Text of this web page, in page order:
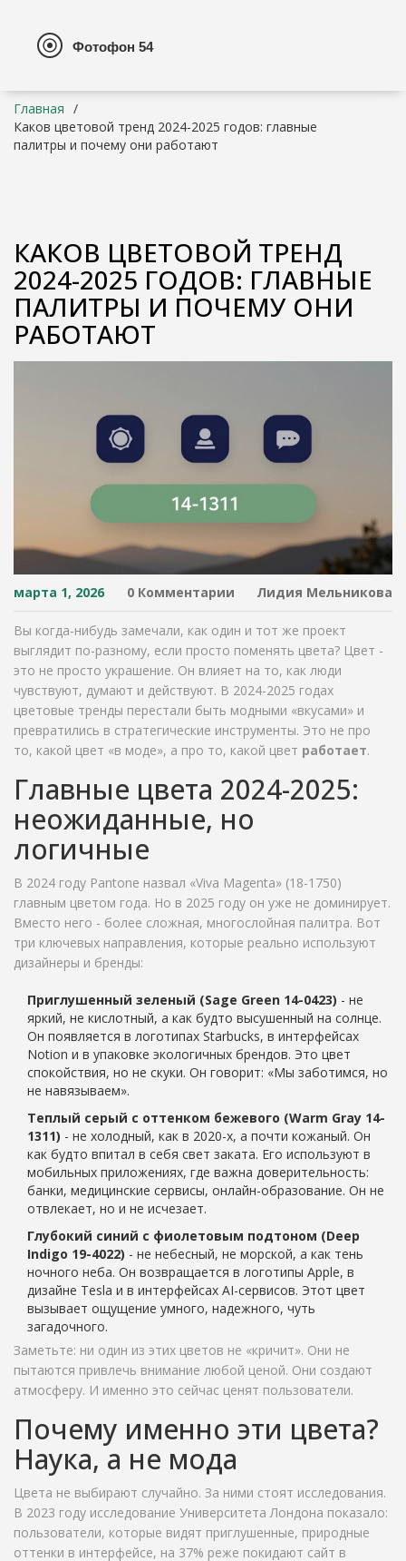
Главная
Каков цветовой тренд 2024-2025 годов: главные
палитры и почему они работают
КАКОВ ЦВЕТОВОЙ ТРЕНД
2024-2025 ГОДОВ: ГЛАВНЫЕ
ПАЛИТРЫ И ПОЧЕМУ ОНИ
РАБОТАЮТ
марта 1, 2026 0 Комментарии Лидия Мельникова
Вы когда-нибудь замечали, как один и тот же проект
выглядит по-разному, если просто поменять цвета? Цвет -
это не просто украшение. Он влияет на то, как люди
чувствуют, думают и действуют. В 2024-2025 годах
цветовые тренды перестали быть модными «вкусами» и
превратились в стратегические инструменты. Это не про
то, какой цвет «в моде», а про то, какой цвет работает.
Главные цвета 2024-2025:
неожиданные, но
логичные
В 2024 году Pantone назвал «Viva Magenta» (18-1750)
главным цветом года. Но в 2025 году он уже не доминирует.
Вместо него - более сложная, многослойная палитра. Вот
три ключевых направления, которые реально используют
дизайнеры и бренды:
Приглушенный зеленый (Sage Green 14-0423) - не
яркий, не кислотный, а как будто высушенный на солнце.
Он появляется в логотипах Starbucks, в интерфейсах
Notion и в упаковке экологичных брендов. Это цвет
спокойствия, но не скуки. Он говорит: «Мы заботимся, но
не навязываем».
Теплый серый с оттенком бежевого (Warm Gray 14-
1311) - не холодный, как в 2020-х, а почти кожаный. Он
как будто впитал в себя свет заката. Его используют в
мобильных приложениях, где важна доверительность:
банки, медицинские сервисы, онлайн-образование. Он не
отвлекает, но и не исчезает.
Глубокий синий с фиолетовым подтоном (Deep
Indigo 19-4022) - не небесный, не морской, а как тень
ночного неба. Он возвращается в логотипы Apple, в
дизайне Tesla и в интерфейсах AI-сервисов. Этот цвет
вызывает ощущение умного, надежного, чуть
загадочного.
Заметьте: ни один из этих цветов не «кричит». Они не
пытаются привлечь внимание любой ценой. Они создают
атмосферу. И именно это сейчас ценят пользователи.
Почему именно эти цвета?
Наука, а не мода
Цвета не выбирают случайно. За ними стоят исследования.
В 2023 году исследование Университета Лондона показало:
пользователи, которые видят приглушенные, природные
оттенки в интерфейсе, на 37% реже покидают сайт в